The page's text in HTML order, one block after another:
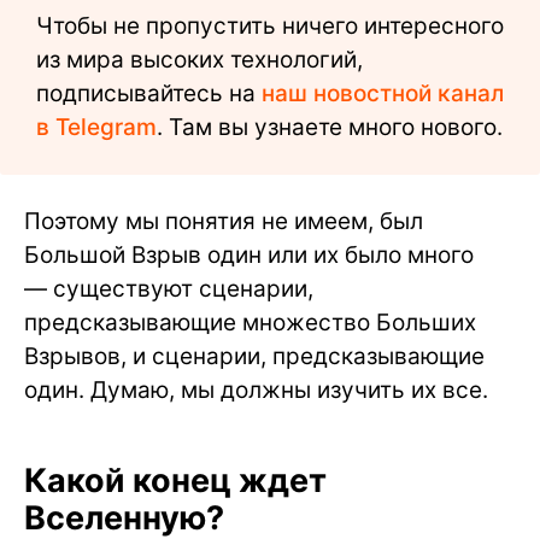
Чтобы не пропустить ничего интересного
из мира высоких технологий,
подписывайтесь на наш новостной канал
в Telegram. Там вы узнаете много нового.
Поэтому мы понятия не имеем, был
Большой Взрыв один или их было много
— существуют сценарии,
предсказывающие множество Больших
Взрывов, и сценарии, предсказывающие
один. Думаю, мы должны изучить их все.
Какой конец ждет
Вселенную?